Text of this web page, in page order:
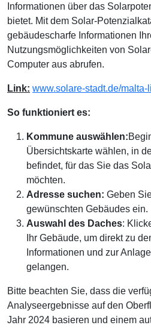
Informationen über das
bietet. Mit dem Solar-
gebäudescharfe Informationen
Nutzungsmöglichkeiten von
Computer aus abrufen.
Link: www.solare-stadt.de/malta-
So funktioniert es:
Kommune auswählen:
Übersichtskarte wählen, in
befindet, für das Sie das
möchten.
Adresse suchen: Geben
gewünschten Gebäudes ein.
Auswahl des Daches:
Ihr Gebäude, um direkt zu
Informationen und zur
gelangen.
Bitte beachten Sie, dass die
Analyseergebnisse auf den
Jahr 2024 basieren und einem